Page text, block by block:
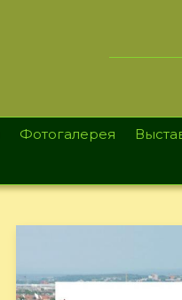
Фотогалерея